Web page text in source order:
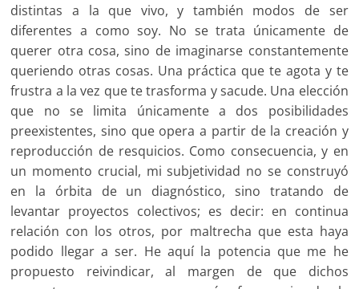
distintas a la que vivo, y también modos de ser
diferentes a como soy. No se trata únicamente de
querer otra cosa, sino de imaginarse constantemente
queriendo otras cosas. Una práctica que te agota y te
frustra a la vez que te trasforma y sacude. Una elección
que no se limita únicamente a dos posibilidades
preexistentes, sino que opera a partir de la creación y
reproducción de resquicios. Como consecuencia, y en
un momento crucial, mi subjetividad no se construyó
en la órbita de un diagnóstico, sino tratando de
levantar proyectos colectivos; es decir: en continua
relación con los otros, por maltrecha que esta haya
podido llegar a ser. He aquí la potencia que me he
propuesto reivindicar, al margen de que dichos